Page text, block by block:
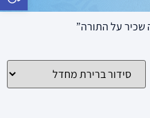
שכיר על התורה”